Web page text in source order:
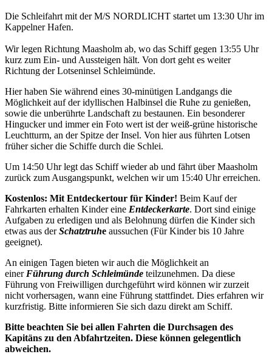
Die Schleifahrt mit der M/S NORDLICHT startet um 13:30 Uhr im
Kappelner Hafen.
Wir legen Richtung Maasholm ab, wo das Schiff gegen 13:55 Uhr
kurz zum Ein- und Aussteigen hält. Von dort geht es weiter
Richtung der Lotseninsel Schleimünde.
Hier haben Sie während eines 30-minütigen Landgangs die
Möglichkeit auf der idyllischen Halbinsel die Ruhe zu genießen,
sowie die unberührte Landschaft zu bestaunen. Ein besonderer
Hingucker und immer ein Foto wert ist der weiß-grüne historische
Leuchtturm, an der Spitze der Insel. Von hier aus führten Lotsen
früher sicher die Schiffe durch die Schlei.
Um 14:50 Uhr legt das Schiff wieder ab und fährt über Maasholm
zurück zum Ausgangspunkt, welchen wir um 15:40 Uhr erreichen.
Kostenlos: Mit Entdeckertour für Kinder! Beim Kauf der
Fahrkarten erhalten Kinder eine Entdeckerkarte. Dort sind einige
Aufgaben zu erledigen und als Belohnung dürfen die Kinder sich
etwas aus der Schatztruhe aussuchen (Für Kinder bis 10 Jahre
geeignet).
An einigen Tagen bieten wir auch die Möglichkeit an
einer Führung durch Schleimünde teilzunehmen. Da diese
Führung von Freiwilligen durchgeführt wird können wir zurzeit
nicht vorhersagen, wann eine Führung stattfindet. Dies erfahren wir
kurzfristig. Bitte informieren Sie sich dazu direkt am Schiff.
Bitte beachten Sie bei allen Fahrten die Durchsagen des
Kapitäns zu den Abfahrtzeiten. Diese können gelegentlich
abweichen.